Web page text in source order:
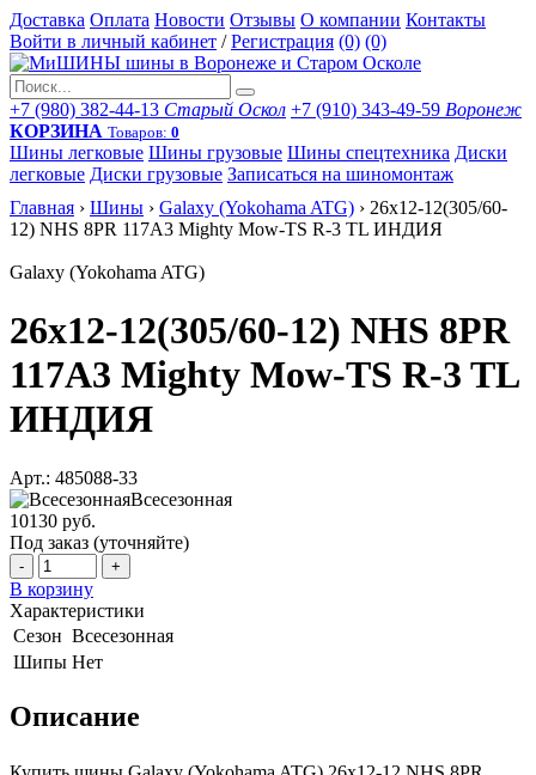
Доставка Оплата Новости Отзывы О компании Контакты
Войти в личный кабинет / Регистрация (0) (0)
+7 (980) 382-44-13 Старый Оскол +7 (910) 343-49-59 Воронеж
КОРЗИНА Товаров: 0
Шины легковые Шины грузовые Шины спецтехника Диски
легковые Диски грузовые Записаться на шиномонтаж
Главная › Шины › Galaxy (Yokohama ATG) › 26x12-12(305/60-
12) NHS 8PR 117A3 Mighty Mow-TS R-3 TL ИНДИЯ
Galaxy (Yokohama ATG)
26x12-12(305/60-12) NHS 8PR
117A3 Mighty Mow-TS R-3 TL
ИНДИЯ
Арт.: 485088-33
Всесезонная
10130 руб.
Под заказ (уточняйте)
- +
В корзину
Характеристики
Сезон Всесезонная
Шипы Нет
Описание